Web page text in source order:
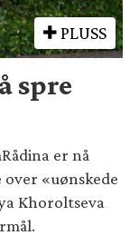
PLUSS
spre
er nå
over «uønskede
Khoroltseva